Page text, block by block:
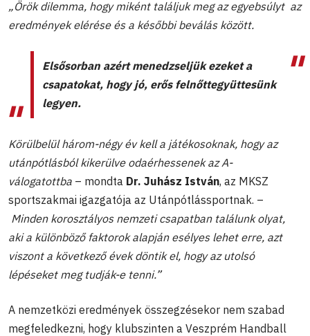
„Örök dilemma, hogy miként találjuk meg az egyebsúlyt az
eredmények elérése és a későbbi beválás között.
Elsősorban azért menedzseljük ezeket a
csapatokat, hogy jó, erős felnőttegyüttesünk
legyen.
Körülbelül három-négy év kell a játékosoknak, hogy az
utánpótlásból kikerülve odaérhessenek az A-
válogatottba – mondta Dr. Juhász István, az MKSZ
sportszakmai igazgatója az Utánpótlássportnak. –
Minden korosztályos nemzeti csapatban találunk olyat,
aki a különböző faktorok alapján esélyes lehet erre, azt
viszont a következő évek döntik el, hogy az utolsó
lépéseket meg tudják-e tenni.”
A nemzetközi eredmények összegzésekor nem szabad
megfeledkezni, hogy klubszinten a Veszprém Handball